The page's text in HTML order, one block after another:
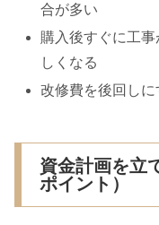
合が多い
購入後すぐに工
しくなる
改修費を後回し
資金計画を立
ポイント）